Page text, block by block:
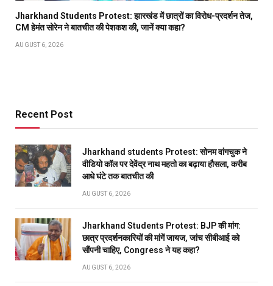
Jharkhand Students Protest: झारखंड में छात्रों का विरोध-प्रदर्शन तेज,
CM हेमंत सोरेन ने बातचीत की पेशकश की, जानें क्या कहा?
AUGUST 6, 2026
Recent Post
Jharkhand students Protest: सोनम वांगचुक ने
वीडियो कॉल पर देवेंद्र नाथ महतो का बढ़ाया हौसला, करीब
आधे घंटे तक बातचीत की
AUGUST 6, 2026
Jharkhand Students Protest: BJP की मांग:
छात्र प्रदर्शनकारियों की मांगें जायज, जांच सीबीआई को
सौंपनी चाहिए, Congress ने यह कहा?
AUGUST 6, 2026